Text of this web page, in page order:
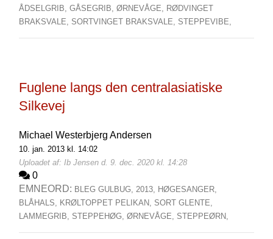
ÅDSELGRIB, GÅSEGRIB, ØRNEVÅGE, RØDVINGET
BRAKSVALE, SORTVINGET BRAKSVALE, STEPPEVIBE,
Fuglene langs den centralasiatiske
Silkevej
Michael Westerbjerg Andersen
10. jan. 2013 kl. 14:02
Uploadet af: Ib Jensen d. 9. dec. 2020 kl. 14:28
0
EMNEORD: BLEG GULBUG, 2013, HØGESANGER,
BLÅHALS, KRØLTOPPET PELIKAN, SORT GLENTE,
LAMMEGRIB, STEPPEHØG, ØRNEVÅGE, STEPPEØRN,